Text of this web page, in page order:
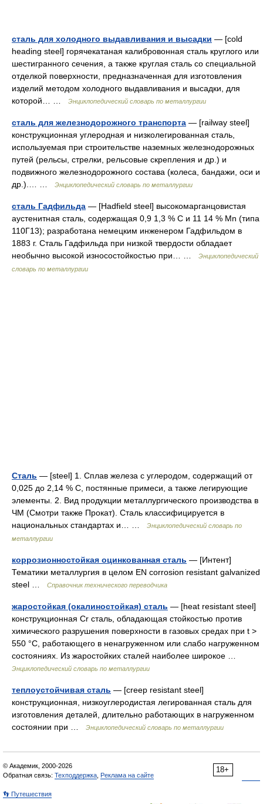
сталь для холодного выдавливания и высадки — [cold
heading steel] горячекатаная калибровонная сталь круглого или
шестигранного сечения, а также круглая сталь со специальной
отделкой поверхности, предназначенная для изготовления
изделий методом холодного выдавливания и высадки, для
которой… …
Энциклопедический словарь по металлургии
сталь для железнодорожного транспорта — [railway steel]
конструкционная углеродная и низколегированная сталь,
используемая при строительстве наземных железнодорожных
путей (рельсы, стрелки, рельсовые скрепления и др.) и
подвижного железнодорожного состава (колеса, бандажи, оси и
др.).… …
Энциклопедический словарь по металлургии
сталь Гадфильда — [Hadfield steel] высокомарганцовистая
аустенитная сталь, содержащая 0,9 1,3 % С и 11 14 % Mn (типа
110Г13); разработана немецким инженером Гадфильдом в
1883 г. Сталь Гадфильда при низкой твердости обладает
необычно высокой износостойкостью при… …
Энциклопедический
словарь по металлургии
Сталь — [steel] 1. Сплав железа с углеродом, содержащий от
0,025 до 2,14 % С, постянные примеси, а также легирующие
элементы. 2. Вид продукции металлургического производства в
ЧМ (Смотри также Прокат). Сталь классифицируется в
национальных стандартах и… …
Энциклопедический словарь по
металлургии
коррозионностойкая оцинкованная сталь — [Интент]
Тематики металлургия в целом EN corrosion resistant galvanized
steel …
Справочник технического переводчика
жаростойкая (окалиностойкая) сталь — [heat resistant steel]
конструкционная Cr сталь, обладающая стойкостью против
химического разрушения поверхности в газовых средах при t >
550 °С, работающего в ненагруженном или слабо нагруженном
состояниях. Из жаростойких сталей наиболее широкое …
Энциклопедический словарь по металлургии
теплоустойчивая сталь — [creep resistant steel]
конструкционная, низкоуглеродистая легированная сталь для
изготовления деталей, длительно работающих в нагруженном
состоянии при …
Энциклопедический словарь по металлургии
18+
© Академик, 2000-2026
Обратная связь: Техподдержка Реклама на сайте
👣 Путешествия